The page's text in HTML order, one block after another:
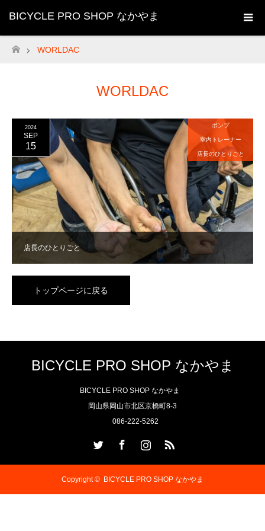
BICYCLE PRO SHOP なかやま
ホーム
WORLDAC
WORLDAC
店長のひとりごと
2024
SEP
15
ポンプ
室内トレーナー
店長のひとりごと
トップページに戻る
BICYCLE PRO SHOP なかやま
BICYCLE PRO SHOP なかやま
岡山県岡山市北区京橋町8-3
086-222-5262
Copyright © BICYCLE PRO SHOP なかやま